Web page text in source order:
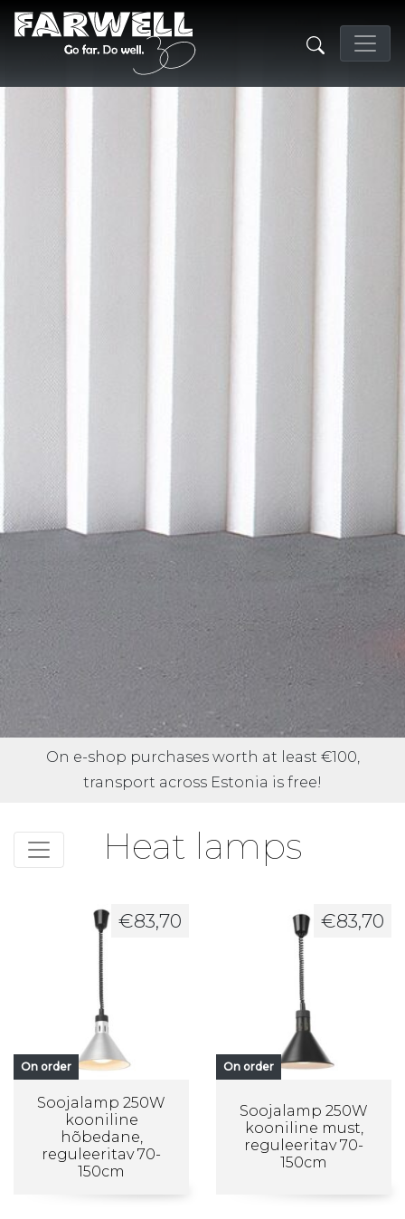
On e-shop purchases worth at least €100,
transport across Estonia is free!
Heat lamps
€83,70
On order
Soojalamp 250W
kooniline
hõbedane,
reguleeritav 70-
150cm
€83,70
On order
Soojalamp 250W
kooniline must,
reguleeritav 70-
150cm